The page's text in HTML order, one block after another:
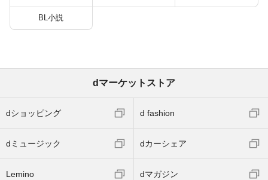
BL小説
dマーケットストア
dショッピング d fashion
dミュージック dカーシェア
Lemino dマガジン